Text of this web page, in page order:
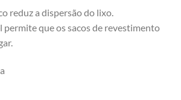
reduz a dispersão do lixo.
que os sacos de revestimento